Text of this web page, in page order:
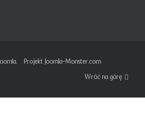
Projekt Joomla-Monster.com
Wróć na górę